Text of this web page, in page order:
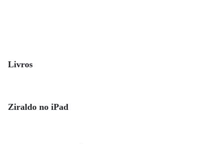
Livros
Ziraldo no iPad